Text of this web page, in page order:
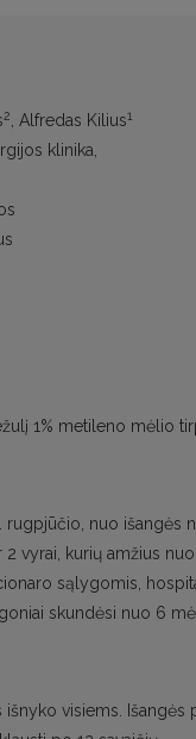
2, Alfredas Kilius1
klinika,
1% metileno mėlio
nuo išangės
vyrai, kurių amžius
sąlygomis,
skundėsi nuo 6
visiems. Išangės